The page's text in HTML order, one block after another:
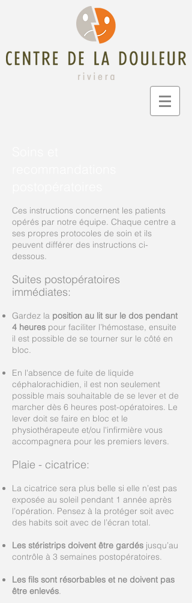
Ces instructions concernent les patients
opérés par notre équipe. Chaque centre a
ses propres protocoles de soin et ils
peuvent différer des instructions ci-
dessous.
Suites postopératoires
immédiates:
Gardez la position au lit sur le dos pendant
4 heures pour faciliter l’hémostase, ensuite
il est possible de se tourner sur le côté en
bloc.
En l'absence de fuite de liquide
céphalorachidien, il est non seulement
possible mais souhaitable de se lever et de
marcher dès 6 heures post-opératoires. Le
lever doit se faire en bloc et le
physiothérapeute et/ou l'infirmière vous
accompagnera pour les premiers levers.
Plaie - cicatrice:
La cicatrice sera plus belle si elle n’est pas
exposée au soleil pendant 1 année après
l’opération. Pensez à la protéger soit avec
des habits soit avec de l’écran total.
Les stéristrips doivent être gardés jusqu’au
contrôle à 3 semaines postopératoires.
Les fils sont résorbables et ne doivent pas
être enlevés.